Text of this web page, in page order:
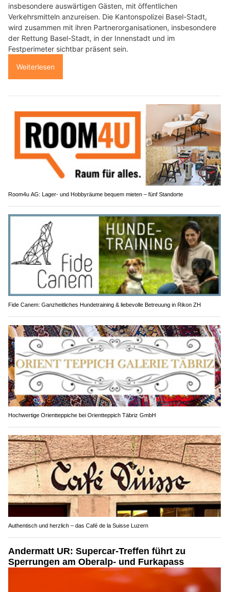
insbesondere auswärtigen Gästen, mit öffentlichen
Verkehrsmitteln anzureisen. Die Kantonspolizei Basel-Stadt,
wird zusammen mit ihren Partnerorganisationen, insbesondere
der Rettung Basel-Stadt, in der Innenstadt und im
Festperimeter sichtbar präsent sein.
Weiterlesen
Room4u AG: Lager- und Hobbyräume bequem mieten – fünf Standorte
Fide Canem: Ganzheitliches Hundetraining & liebevolle Betreuung in Rikon ZH
Hochwertige Orientteppiche bei Orientteppich Täbriz GmbH
Authentisch und herzlich – das Café de la Suisse Luzern
Andermatt UR: Supercar-Treffen führt zu
Sperrungen am Oberalp- und Furkapass